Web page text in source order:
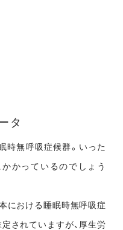
タ
時無呼吸症候群。いった
かっているのでしょう
における睡眠時無呼吸症
されていますが、厚生労